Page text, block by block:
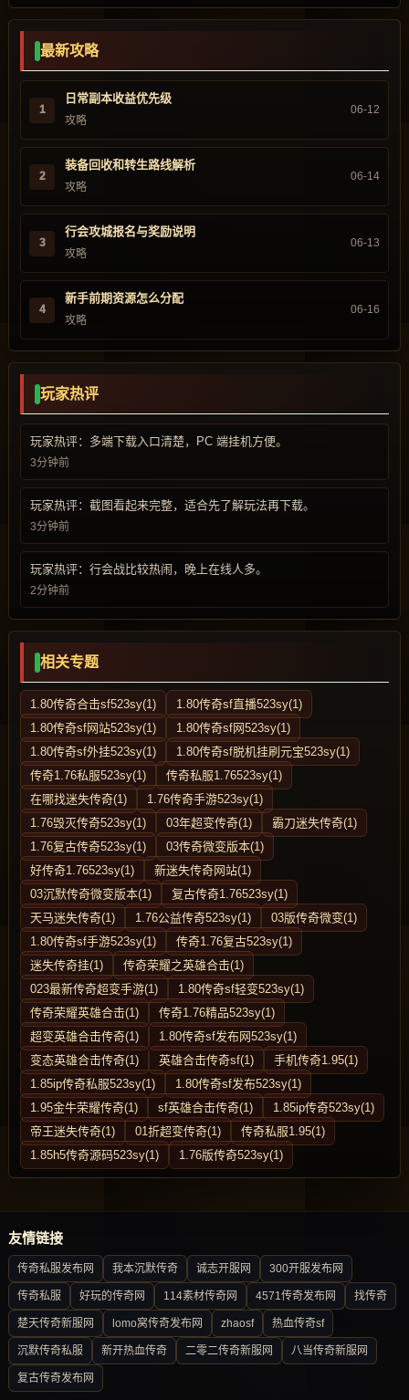
最新攻略
1
日常副本收益优先级
攻略
06-12
2
装备回收和转生路线解析
攻略
06-14
3
行会攻城报名与奖励说明
攻略
06-13
4
新手前期资源怎么分配
攻略
06-16
玩家热评
玩家热评：多端下载入口清楚，PC 端挂机方便。
3分钟前
玩家热评：截图看起来完整，适合先了解玩法再下载。
3分钟前
玩家热评：行会战比较热闹，晚上在线人多。
2分钟前
相关专题
1.80传奇合击sf523sy(1)
1.80传奇sf直播523sy(1)
1.80传奇sf网站523sy(1)
1.80传奇sf网523sy(1)
1.80传奇sf外挂523sy(1)
1.80传奇sf脱机挂刷元宝523sy(1)
传奇1.76私服523sy(1)
传奇私服1.76523sy(1)
在哪找迷失传奇(1)
1.76传奇手游523sy(1)
1.76毁灭传奇523sy(1)
03年超变传奇(1)
霸刀迷失传奇(1)
1.76复古传奇523sy(1)
03传奇微变版本(1)
好传奇1.76523sy(1)
新迷失传奇网站(1)
03沉默传奇微变版本(1)
复古传奇1.76523sy(1)
天马迷失传奇(1)
1.76公益传奇523sy(1)
03版传奇微变(1)
1.80传奇sf手游523sy(1)
传奇1.76复古523sy(1)
迷失传奇挂(1)
传奇荣耀之英雄合击(1)
023最新传奇超变手游(1)
1.80传奇sf轻变523sy(1)
传奇荣耀英雄合击(1)
传奇1.76精品523sy(1)
超变英雄合击传奇(1)
1.80传奇sf发布网523sy(1)
变态英雄合击传奇(1)
英雄合击传奇sf(1)
手机传奇1.95(1)
1.85ip传奇私服523sy(1)
1.80传奇sf发布523sy(1)
1.95金牛荣耀传奇(1)
sf英雄合击传奇(1)
1.85ip传奇523sy(1)
帝王迷失传奇(1)
01折超变传奇(1)
传奇私服1.95(1)
1.85h5传奇源码523sy(1)
1.76版传奇523sy(1)
友情链接
传奇私服发布网 我本沉默传奇 诚志开服网 300开服发布网
传奇私服 好玩的传奇网 114素材传奇网 4571传奇发布网 找传奇
楚天传奇新服网 lomo窝传奇发布网 zhaosf 热血传奇sf
沉默传奇私服 新开热血传奇 二零二传奇新服网 八当传奇新服网
复古传奇发布网